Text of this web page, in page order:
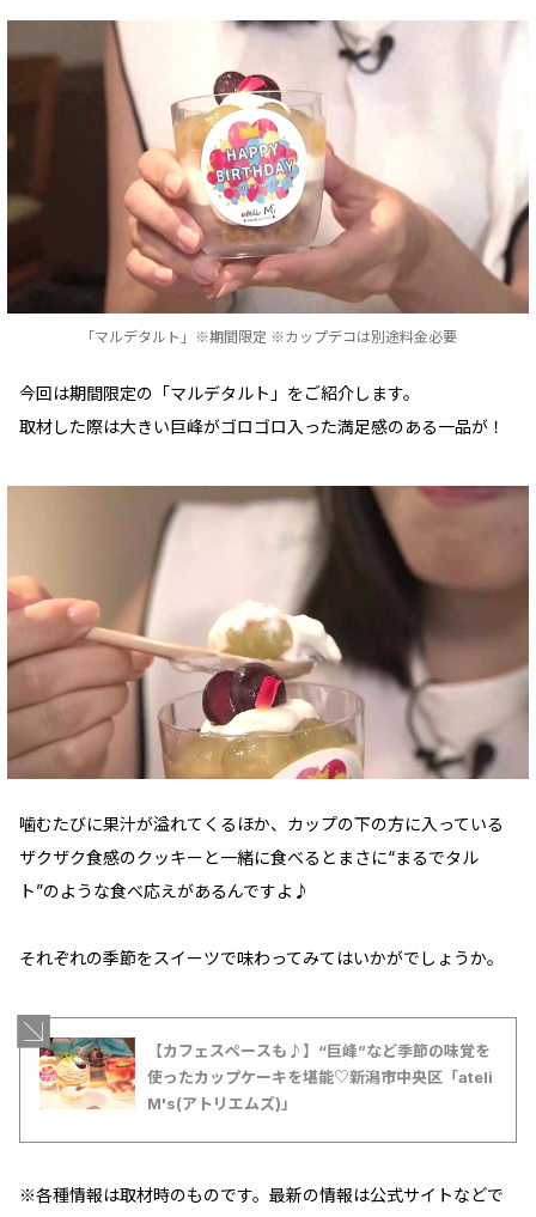
「マルデタルト」※期間限定 ※カップデコは別途料金必要
今回は期間限定の「マルデタルト」をご紹介します。
取材した際は大きい巨峰がゴロゴロ入った満足感のある一品が！
噛むたびに果汁が溢れてくるほか、カップの下の方に入っている
ザクザク食感のクッキーと一緒に食べるとまさに“まるでタル
ト”のような食べ応えがあるんですよ♪
それぞれの季節をスイーツで味わってみてはいかがでしょうか。
【カフェスペースも♪】“巨峰”など季節の味覚を
使ったカップケーキを堪能♡新潟市中央区「ateli
M's(アトリエムズ)」
※各種情報は取材時のものです。最新の情報は公式サイトなどで